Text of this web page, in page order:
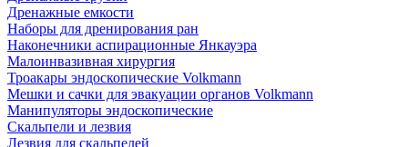
Дренажные емкости
Наборы для дренирования ран
Наконечники аспирационные Янкауэра
Малоинвазивная хирургия
Троакары эндоскопические Volkmann
Мешки и сачки для эвакуации органов Volkmann
Манипуляторы эндоскопические
Скальпели и лезвия
Лезвия для скальпелей